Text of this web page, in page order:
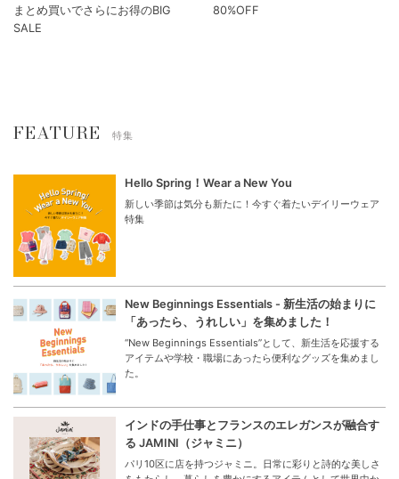
まとめ買いでさらにお得のBIG
SALE
80%OFF
FEATURE 特集
Hello Spring！Wear a New You
新しい季節は気分も新たに！今すぐ着たいデイリーウェア
特集
New Beginnings Essentials - 新生活の始まりに
「あったら、うれしい」を集めました！
“New Beginnings Essentials”として、新生活を応援する
アイテムや学校・職場にあったら便利なグッズを集めまし
た。
インドの手仕事とフランスのエレガンスが融合す
る JAMINI（ジャミニ）
パリ10区に店を持つジャミニ。日常に彩りと詩的な美しさ